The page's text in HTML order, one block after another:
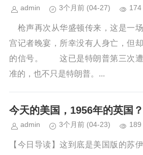
admin 3个月前 (04-27) 174
枪声再次从华盛顿传来，这是一
宫记者晚宴，所幸没有人身亡，但
的信号。 这已是特朗普第三次遭
准的，也不只是特朗普。...
今天的美国，1956年的英国？
admin 3个月前 (04-23) 189
【今日导读】这到底是美国版的苏